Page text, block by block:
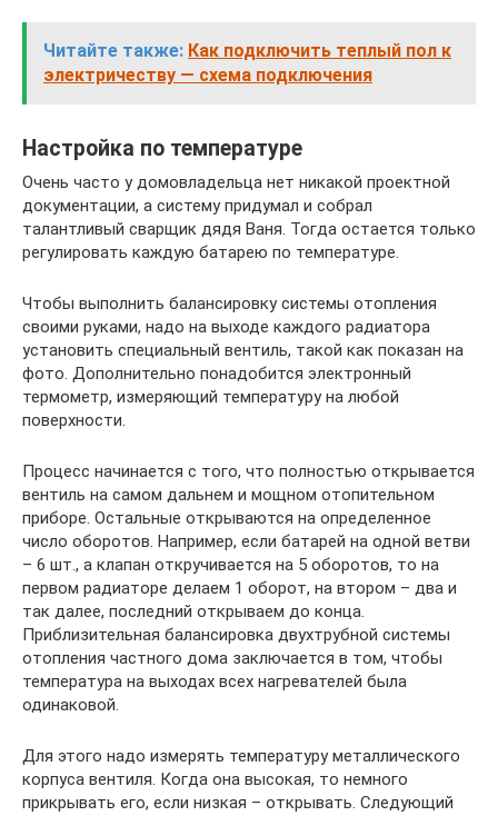
Читайте также: Как подключить теплый пол к
электричеству — схема подключения
Настройка по температуре
Очень часто у домовладельца нет никакой проектной
документации, а систему придумал и собрал
талантливый сварщик дядя Ваня. Тогда остается только
регулировать каждую батарею по температуре.
Чтобы выполнить балансировку системы отопления
своими руками, надо на выходе каждого радиатора
установить специальный вентиль, такой как показан на
фото. Дополнительно понадобится электронный
термометр, измеряющий температуру на любой
поверхности.
Процесс начинается с того, что полностью открывается
вентиль на самом дальнем и мощном отопительном
приборе. Остальные открываются на определенное
число оборотов. Например, если батарей на одной ветви
– 6 шт., а клапан откручивается на 5 оборотов, то на
первом радиаторе делаем 1 оборот, на втором – два и
так далее, последний открываем до конца.
Приблизительная балансировка двухтрубной системы
отопления частного дома заключается в том, чтобы
температура на выходах всех нагревателей была
одинаковой.
Для этого надо измерять температуру металлического
корпуса вентиля. Когда она высокая, то немного
прикрывать его, если низкая – открывать. Следующий